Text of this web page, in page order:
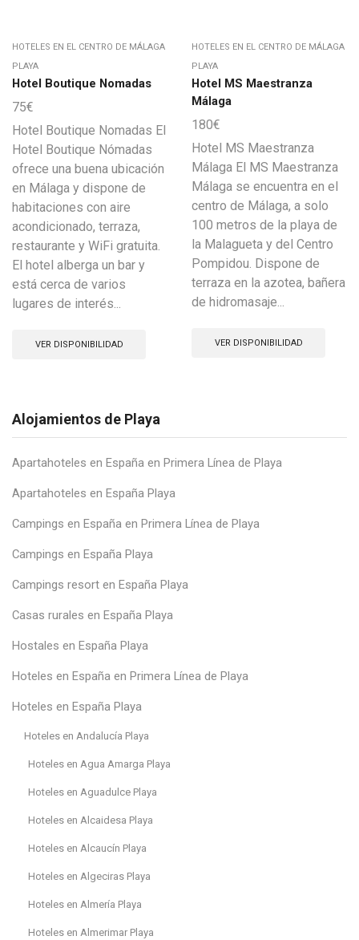
HOTELES EN EL CENTRO DE MÁLAGA
PLAYA
Hotel Boutique Nomadas
75€
Hotel Boutique Nomadas El
Hotel Boutique Nómadas
ofrece una buena ubicación
en Málaga y dispone de
habitaciones con aire
acondicionado, terraza,
restaurante y WiFi gratuita.
El hotel alberga un bar y
está cerca de varios
lugares de interés...
VER DISPONIBILIDAD
HOTELES EN EL CENTRO DE MÁLAGA
PLAYA
Hotel MS Maestranza
Málaga
180€
Hotel MS Maestranza
Málaga El MS Maestranza
Málaga se encuentra en el
centro de Málaga, a solo
100 metros de la playa de
la Malagueta y del Centro
Pompidou. Dispone de
terraza en la azotea, bañera
de hidromasaje...
VER DISPONIBILIDAD
Alojamientos de Playa
Apartahoteles en España en Primera Línea de Playa
Apartahoteles en España Playa
Campings en España en Primera Línea de Playa
Campings en España Playa
Campings resort en España Playa
Casas rurales en España Playa
Hostales en España Playa
Hoteles en España en Primera Línea de Playa
Hoteles en España Playa
Hoteles en Andalucía Playa
Hoteles en Agua Amarga Playa
Hoteles en Aguadulce Playa
Hoteles en Alcaidesa Playa
Hoteles en Alcaucín Playa
Hoteles en Algeciras Playa
Hoteles en Almería Playa
Hoteles en Almerimar Playa